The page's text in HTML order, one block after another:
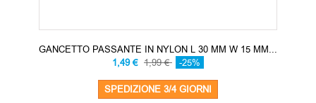
GANCETTO PASSANTE IN NYLON L 30 MM W 15 MM...
1,49 € 1,99 € -25%
SPEDIZIONE 3/4 GIORNI